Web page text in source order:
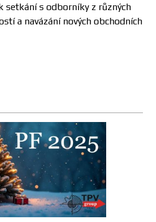
setkání s odborníky z různých
a navázání nových obchodních